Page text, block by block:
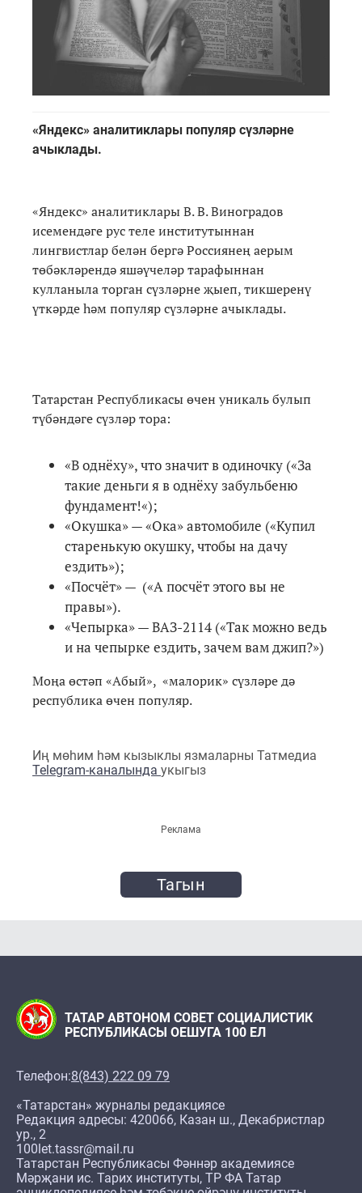
«Яндекс» аналитиклары популяр сүзләрне
ачыклады.
«Яндекс» аналитиклары В. В. Виноградов
исемендәге рус теле институтыннан
лингвистлар белән бергә Россиянең аерым
төбәкләрендә яшәүчеләр тарафыннан
кулланыла торган сүзләрне җыеп, тикшеренү
үткәрде һәм популяр сүзләрне ачыклады.
Татарстан Республикасы өчен уникаль булып
түбәндәге сүзләр тора:
«В однёху», что значит в одиночку («За
такие деньги я в однёху забульбеню
фундамент!«);
«Окушка» — «Ока» автомобиле («Купил
старенькую окушку, чтобы на дачу
ездить»);
«Посчёт» — («А посчёт этого вы не
правы»).
«Чепырка» — ВАЗ-2114 («Так можно ведь
и на чепырке ездить, зачем вам джип?»)
Моңа өстәп «Абый», «малорик» сүзләре дә
республика өчен популяр.
Иң мөһим һәм кызыклы язмаларны Татмедиа
Telegram-каналында укыгыз
Реклама
Тагын
ТАТАР АВТОНОМ СОВЕТ СОЦИАЛИСТИК
РЕСПУБЛИКАСЫ ОЕШУГА 100 ЕЛ
Телефон:8(843) 222 09 79
«Татарстан» журналы редакциясе
Редакция адресы: 420066, Казан ш., Декабристлар
ур., 2
100let.tassr@mail.ru
Татарстан Республикасы Фәннәр академиясе
Мәрҗани ис. Тарих институты, ТР ФА Татар